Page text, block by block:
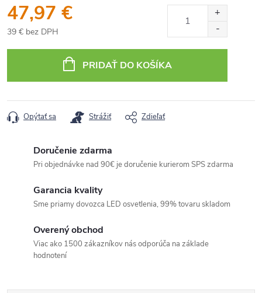
47,97 €
39 € bez DPH
cena:
PRIDAŤ DO KOŠÍKA
Opýtať sa Strážiť Zdieľať
Doručenie zdarma
Pri objednávke nad 90€ je doručenie kurierom SPS zdarma
Garancia kvality
Sme priamy dovozca LED osvetlenia, 99% tovaru skladom
Overený obchod
Viac ako 1500 zákazníkov nás odporúča na základe
hodnotení